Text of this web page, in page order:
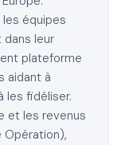
équipes
leur
plateforme
aidant à
les fidéliser.
et les revenus
Opération),